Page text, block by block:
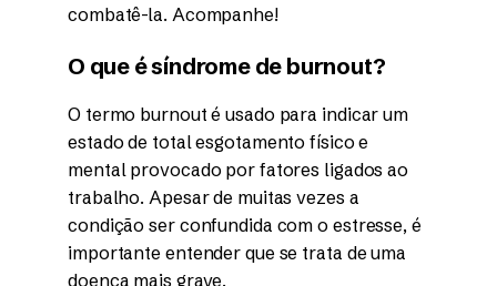
combatê-la. Acompanhe!
O que é síndrome de burnout?
O termo burnout é usado para indicar um
estado de total esgotamento físico e
mental provocado por fatores ligados ao
trabalho. Apesar de muitas vezes a
condição ser confundida com o estresse, é
importante entender que se trata de uma
doença mais grave.